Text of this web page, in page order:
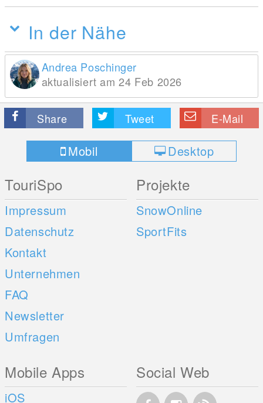
In der Nähe
Andrea Poschinger
aktualisiert am 24 Feb 2026
Share Tweet E-Mail
Mobil Desktop
TouriSpo
Impressum
Datenschutz
Kontakt
Unternehmen
FAQ
Newsletter
Umfragen
Projekte
SnowOnline
SportFits
Mobile Apps
iOS
Social Web